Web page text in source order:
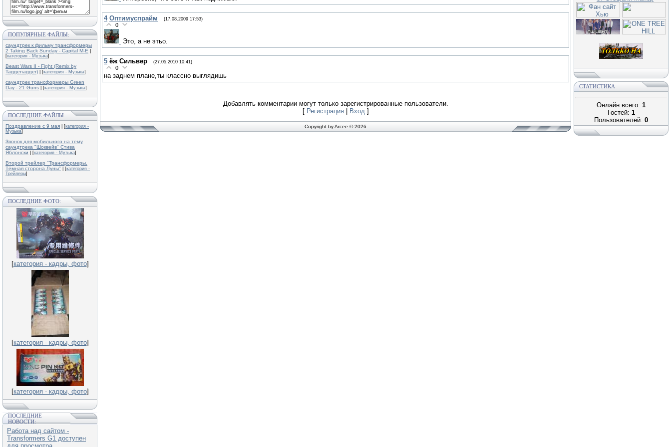
ПОПУЛЯРНЫЕ ФАЙЛЫ:
саундтрек к фильму трансформеры
2 Taking Back Sunday - Capital M-E
[категория - Музыка]
Beast Wars II - Fight (Remix by
Taggenagger)
| [категория - Музыка]
саундтрек трансформеры Green
Day - 21 Guns
| [категория - Музыка]
ПОСЛЕДНИЕ ФАЙЛЫ:
Поздравление с 9 мая | [категория -
Музыка]
Звонок для мобильного на тему
саундтрека "Шоквейв" Стива
Яблонски
| [категория - Музыка]
Второй трейлер "Трансформеры.
Тёмная сторона Луны"
| [категория -
Трейлеры]
ПОСЛЕДНИЕ ФОТО:
[категория - кадры, фото]
[категория - кадры, фото]
[категория - кадры, фото]
ПОСЛЕДНИЕ
НОВОСТИ:
Работа над сайтом -
Transformers G1 доступен
4 Оптимуспрайм (17.08.2009 17:53)
0
Это, а не этьо.
5 ёж Сильвер (27.05.2010 10:41)
0
на заднем плане,ты классно выглядишь
Добавлять комментарии могут только зарегистрированные пользователи.
[ Регистрация| Вход]
Copyright by Arcee © 2026
СТАТИСТИКА
Онлайн всего: 1
Гостей: 1
Пользователей: 0